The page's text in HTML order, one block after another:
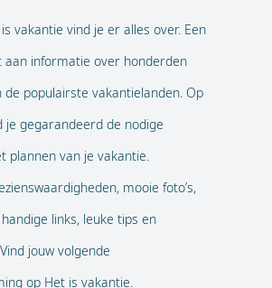
vakantie vind je er alles over. Een
aan informatie over honderden
populairste vakantielanden. Op
je gegarandeerd de nodige
plannen van je vakantie.
mooie foto’s,
links, leuke tips en
jouw volgende
op Het is vakantie.